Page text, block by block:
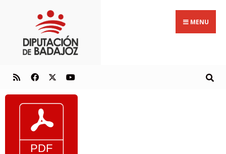
MENU